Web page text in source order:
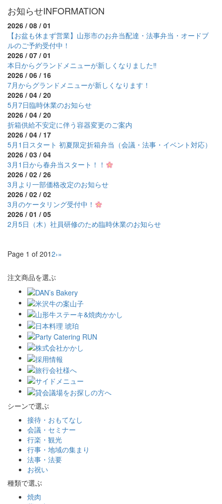
お知らせINFORMATION
2026 / 08 / 01
【お盆も休まず営業】山形市のお弁当配達・法事弁当・オードブ
ルのご予約受付中！
2026 / 07 / 01
本日からグランドメニューが新しくなりました‼
2026 / 06 / 16
7月からグランドメニューが新しくなります！
2026 / 04 / 20
5月7日臨時休業のお知らせ
2026 / 04 / 20
折箱供給不安定に伴う容器変更のご案内
2026 / 04 / 17
5月1日スタート 初夏限定折箱弁当（会議・法事・イベント対応）
2026 / 03 / 04
3月1日から春弁当スタート！！
2026 / 02 / 26
3月より一部価格改定のお知らせ
2026 / 02 / 02
3月のケータリング受付中！
2026 / 01 / 05
2月5日（木）社員研修のため臨時休業のお知らせ
Page 1 of 2012›»
注文商品を選ぶ
シーンで選ぶ
接待・おもてなし
会議・セミナー
行楽・観光
行事・地域の集まり
法事・法要
お祝い
種類で選ぶ
焼肉